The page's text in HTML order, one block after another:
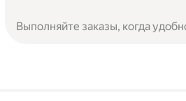
Выполняйте заказы, когда